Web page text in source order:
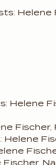
Helene
Helene
Fischer,